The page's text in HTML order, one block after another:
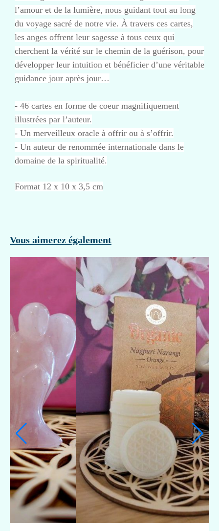
l’amour et de la lumière, nous guidant tout au long
du voyage sacré de notre vie. À travers ces cartes,
les anges offrent leur sagesse à tous ceux qui
cherchent la vérité sur le chemin de la guérison, pour
développer leur intuition et bénéficier d’une véritable
guidance jour après jour…
- 46 cartes en forme de coeur magnifiquement
illustrées par l’auteur.
- Un merveilleux oracle à offrir ou à s’offrir.
- Un auteur de renommée internationale dans le
domaine de la spiritualité.
Format 12 x 10 x 3,5 cm
Vous aimerez également